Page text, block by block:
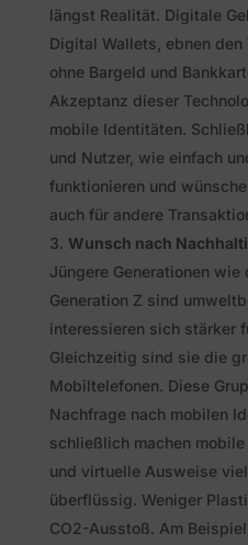
längst Realität. Digitale
Digital Wallets, ebnen
ohne Bargeld und
Akzeptanz dieser
mobile Identitäten.
und Nutzer, wie einfach
funktionieren und
auch für andere
Wunsch nach
Jüngere Generationen
Generation Z sind
interessieren sich stärker
Gleichzeitig sind sie die
Mobiltelefonen. Diese
Nachfrage nach mobilen
schließlich machen
und virtuelle Ausweise
überflüssig. Weniger
CO2-Ausstoß. Am